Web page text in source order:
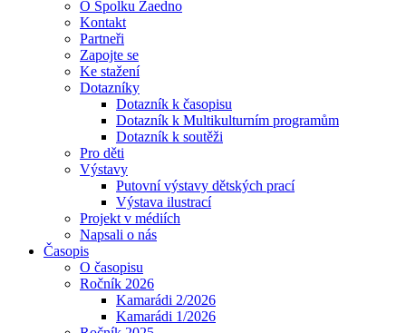
O Spolku Zaedno
Kontakt
Partneři
Zapojte se
Ke stažení
Dotazníky
Dotazník k časopisu
Dotazník k Multikulturním programům
Dotazník k soutěži
Pro děti
Výstavy
Putovní výstavy dětských prací
Výstava ilustrací
Projekt v médiích
Napsali o nás
Časopis
O časopisu
Ročník 2026
Kamarádi 2/2026
Kamarádi 1/2026